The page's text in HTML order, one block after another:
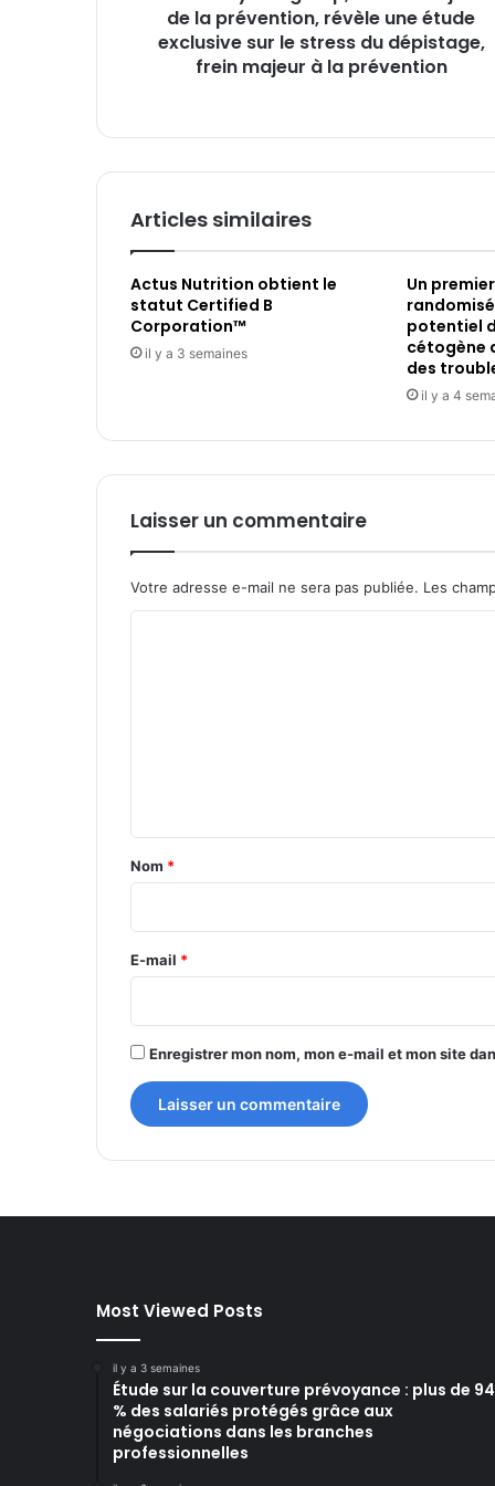
étude
exclusive
frein
à
la
de la prévention, révèle une étude
exclusive sur le stress du dépistage,
frein majeur à la prévention
Articles similaires
Actus Nutrition obtient le
statut Certified B
Corporation™
il y a 3 semaines
Un
potentiel
cétogène
des
il y a 4
Laisser un commentaire
Votre adresse e-mail ne sera pas publiée. Les
a
r
e
Nom *
E-mail *
Enregistrer mon nom, mon e-mail et mon site
Most Viewed Posts
il y a 3 semaines
Étude sur la couverture prévoyance : plus de 94
% des salariés protégés grâce aux
négociations dans les branches
professionnelles